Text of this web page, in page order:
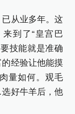
从业多年。这
到了“皇宫巴
技能就是准确
经验让他能摸
量如何。观毛
好牛羊后，他